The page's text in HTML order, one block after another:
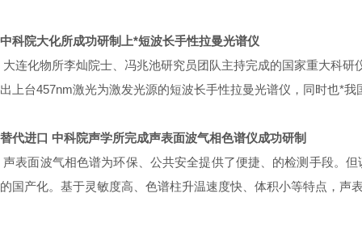
中科院大化所成功研制上*短波长手性拉曼光谱仪
大连化物所李灿院士、冯兆池研究员团队主持完成的国家重大科
出上台457nm激光为激发光源的短波长手性拉曼光谱仪，同时也*
替代进口 中科院声学所完成声表面波气相色谱仪成功研制
声表面波气相色谱为环保、公共安全提供了便捷、的检测手段。
的国产化。基于灵敏度高、色谱柱升温速度快、体积小等特点，